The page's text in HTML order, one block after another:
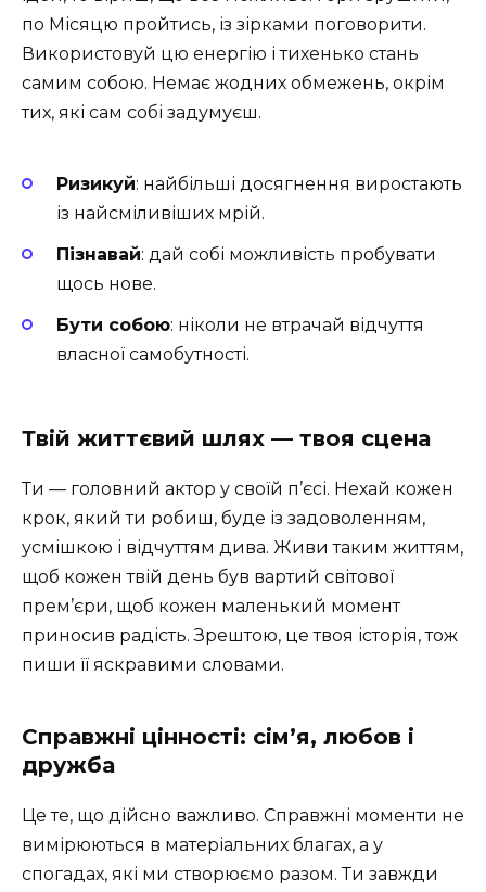
по Місяцю пройтись, із зірками поговорити.
Використовуй цю енергію і тихенько стань
самим собою. Немає жодних обмежень, окрім
тих, які сам собі задумуєш.
Ризикуй: найбільші досягнення виростають
із найсміливіших мрій.
Пізнавай: дай собі можливість пробувати
щось нове.
Бути собою: ніколи не втрачай відчуття
власної самобутності.
Твій життєвий шлях — твоя сцена
Ти — головний актор у своїй п’єсі. Нехай кожен
крок, який ти робиш, буде із задоволенням,
усмішкою і відчуттям дива. Живи таким життям,
щоб кожен твій день був вартий світової
прем’єри, щоб кожен маленький момент
приносив радість. Зрештою, це твоя історія, тож
пиши її яскравими словами.
Справжні цінності: сім’я, любов і
дружба
Це те, що дійсно важливо. Справжні моменти не
вимірюються в матеріальних благах, а у
спогадах, які ми створюємо разом. Ти завжди